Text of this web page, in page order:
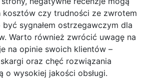
czy trudności ze zwrotem
sygnałem ostrzegawczym dla
Warto również zwrócić uwagę na
na opinie swoich klientów –
oraz chęć rozwiązania
o wysokiej jakości obsługi.